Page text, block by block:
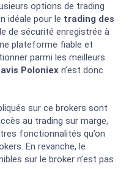
options de trading
idéale pour le trading des
de sécurité enregistrée à
plateforme fiable et
parmi les meilleurs
avis Poloniex n’est donc
sur ce brokers sont
au trading sur marge,
fonctionnalités qu’on
En revanche, le
sur le broker n’est pas